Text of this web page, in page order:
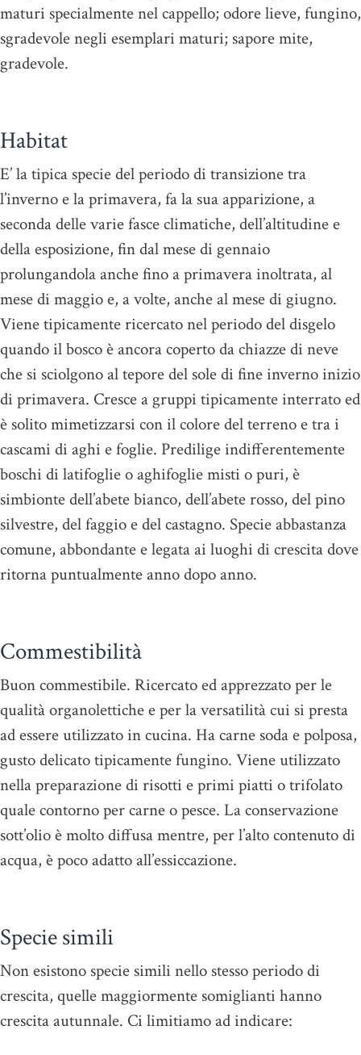
maturi specialmente nel cappello; odore lieve, fungino,
sgradevole negli esemplari maturi; sapore mite,
gradevole.
Habitat
E’ la tipica specie del periodo di transizione tra
l’inverno e la primavera, fa la sua apparizione, a
seconda delle varie fasce climatiche, dell’altitudine e
della esposizione, fin dal mese di gennaio
prolungandola anche fino a primavera inoltrata, al
mese di maggio e, a volte, anche al mese di giugno.
Viene tipicamente ricercato nel periodo del disgelo
quando il bosco è ancora coperto da chiazze di neve
che si sciolgono al tepore del sole di fine inverno inizio
di primavera. Cresce a gruppi tipicamente interrato ed
è solito mimetizzarsi con il colore del terreno e tra i
cascami di aghi e foglie. Predilige indifferentemente
boschi di latifoglie o aghifoglie misti o puri, è
simbionte dell’abete bianco, dell’abete rosso, del pino
silvestre, del faggio e del castagno. Specie abbastanza
comune, abbondante e legata ai luoghi di crescita dove
ritorna puntualmente anno dopo anno.
Commestibilità
Buon commestibile. Ricercato ed apprezzato per le
qualità organolettiche e per la versatilità cui si presta
ad essere utilizzato in cucina. Ha carne soda e polposa,
gusto delicato tipicamente fungino. Viene utilizzato
nella preparazione di risotti e primi piatti o trifolato
quale contorno per carne o pesce. La conservazione
sott’olio è molto diffusa mentre, per l’alto contenuto di
acqua, è poco adatto all’essiccazione.
Specie simili
Non esistono specie simili nello stesso periodo di
crescita, quelle maggiormente somiglianti hanno
crescita autunnale. Ci limitiamo ad indicare: